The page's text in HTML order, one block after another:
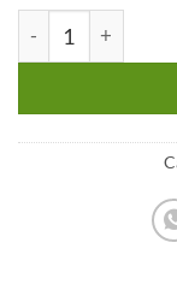
quantité de